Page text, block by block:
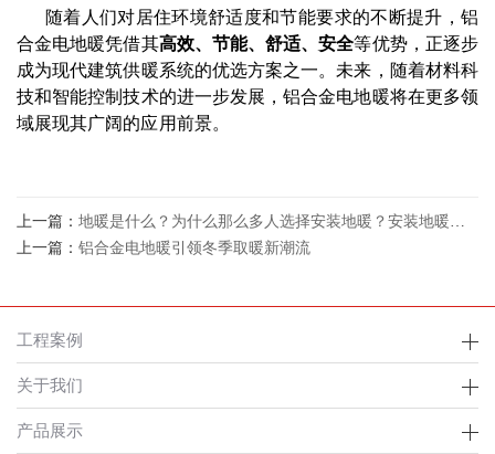
随着人们对居住环境舒适度和节能要求的不断提升，铝
合金电地暖凭借其高效、节能、舒适、安全等优势，正逐步
成为现代建筑供暖系统的优选方案之一。未来，随着材料科
技和智能控制技术的进一步发展，铝合金电地暖将在更多领
域展现其广阔的应用前景。
上一篇： 地暖是什么？为什么那么多人选择安装地暖？安装地暖有什么好处？
上一篇： 铝合金电地暖引领冬季取暖新潮流
工程案例
关于我们
产品展示